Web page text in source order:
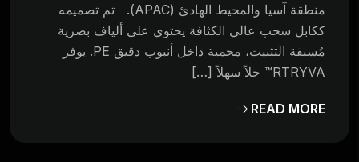
منطقة آسيا والمحيط الهادئ (APAC). تم تصميمه
ككابل سحب عالي الكثافة يحتوي على ألياف بصرية
مُسبقة التثبيت، محمية داخل أنبوب دقيق PE. يوفر
RTRYVA™ حلاً سهلاً […]
READ MORE